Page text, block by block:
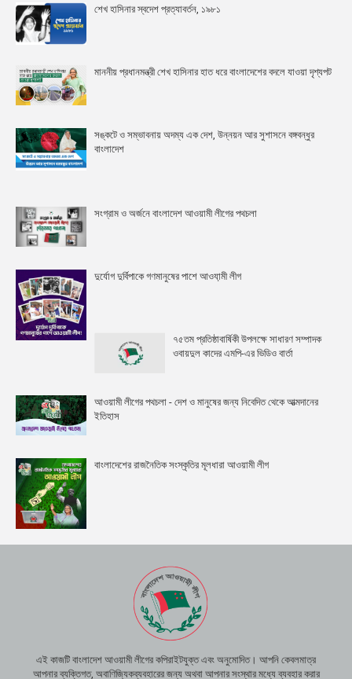
শেখ হাসিনার স্বদেশ প্রত্যাবর্তন, ১৯৮১
মাননীয় প্রধানমন্ত্রী শেখ হাসিনার হাত ধরে বাংলাদেশের বদলে যাওয়া দৃশ্যপট
সঙ্কটে ও সম্ভাবনায় অদম্য এক দেশ, উন্নয়ন আর সুশাসনে বঙ্গবন্ধুর
বাংলাদেশ
সংগ্রাম ও অর্জনে বাংলাদেশ আওয়ামী লীগের পথচলা
দুর্যোগ দুর্বিপাকে গণমানুষের পাশে আওযা়মী লীগ
৭৫তম প্রতিষ্ঠাবার্ষিকী উপলক্ষে সাধারণ সম্পাদক
ওবায়দুল কাদের এমপি-এর ভিডিও বার্তা
আওয়ামী লীগের পথচলা - দেশ ও মানুষের জন্য নিবেদিত থেকে আত্মদানের
ইতিহাস
বাংলাদেশের রাজনৈতিক সংস্কৃতির মূলধারা আওয়ামী লীগ
এই কাজটি বাংলাদেশ আওয়ামী লীগের কপিরাইটযুক্ত এবং অনুমোদিত। আপনি কেবলমাত্র
আপনার ব্যক্তিগত, অবাণিজ্যিকব্যবহারের জন্য অথবা আপনার সংস্থার মধ্যে ব্যবহার করার